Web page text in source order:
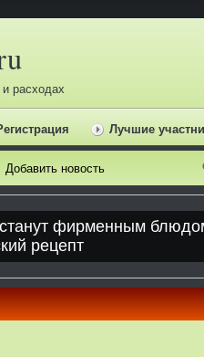
расходах
Лучшие
Добавить новость